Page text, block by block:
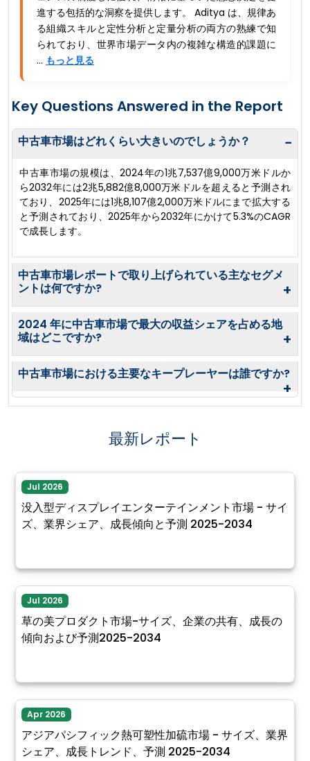
進する包括的な洞察を提供します。 Aditya は、規律あ
る組織スキルと定性分析と定量分析の両方の熟練で知
られており、世界市場データ内の複雑な構造的課題に
... もっと見る
Key Questions Answered in the Report
中古車市場はどれくらい大きいのでしょうか？ −
中古車市場の規模は、2024年の1兆7,537億9,000万米ドルか
ら2032年には2兆5,882億8,000万米ドルを超えると予測され
ており、2025年には1兆8,107億2,000万米ドルにまで拡大する
と予測されており、2025年から2032年にかけて5.3%のCAGR
で成長します。
中古車市場レポートで取り上げられている主なセグメ
ントは何ですか?
+
2024 年に中古車市場で最大の収益シェアを占める地
域はどこですか?
+
中古車市場における主要なキープレーヤーは誰ですか?
+
最新レポート
Jul 2026
没入型ディスプレイエンターテインメント市場 - サイ
ズ、業界シェア、成長傾向と予測 2025-2034
Jul 2026
草の美プロダクト市場-サイズ、企業の共有、成長の
傾向および予測2025-2034
Apr 2026
アジアパシフィック熱可塑性加硫市場 - サイズ、業界
シェア、成長トレンド、予測 2025-2034